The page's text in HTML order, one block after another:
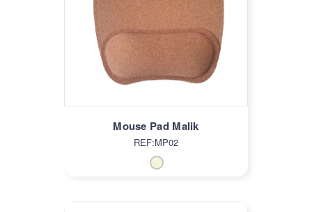
Mouse Pad Malik
REF:MP02